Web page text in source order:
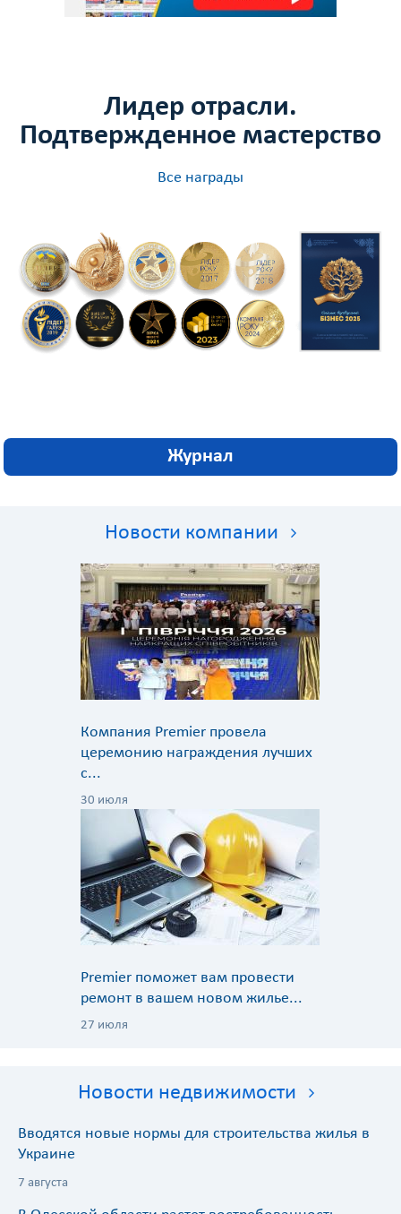
Лидер отрасли.
Подтвержденное мастерство
Все награды
Журнал
Новости компании
Компания Premier провела
церемонию награждения лучших
с...
30 июля
Premier поможет вам провести
ремонт в вашем новом жилье...
27 июля
Новости недвижимости
Вводятся новые нормы для строительства жилья в
Украине
7 августа